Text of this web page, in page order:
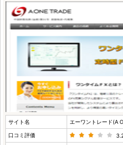
サイト名
エーワントレード(A
口コミ評価